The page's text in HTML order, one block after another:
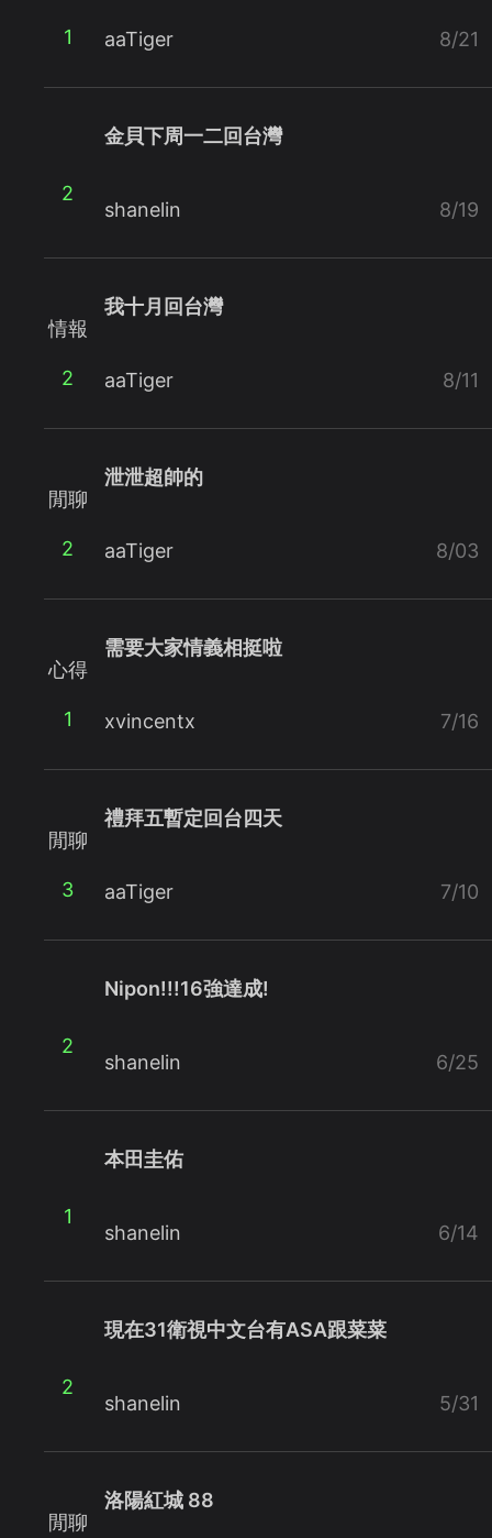
1 aaTiger 8/21
2
金貝下周一二回台灣
shanelin 8/19
情報
2
我十月回台灣
aaTiger 8/11
閒聊
2
泄泄超帥的
aaTiger 8/03
心得
1
需要大家情義相挺啦
xvincentx 7/16
閒聊
3
禮拜五暫定回台四天
aaTiger 7/10
2
Nipon!!!16強達成!
shanelin 6/25
1
本田圭佑
shanelin 6/14
2
現在31衛視中文台有ASA跟菜菜
shanelin 5/31
閒聊
洛陽紅城 88